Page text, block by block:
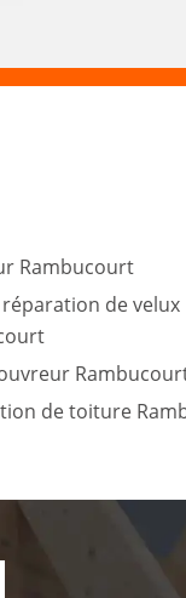
Rambucourt
réparation de velux
de toiture